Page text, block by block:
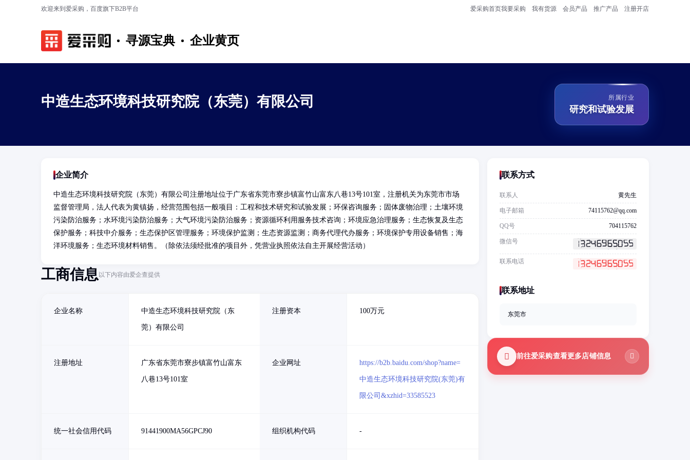
欢迎来到爱采购，百度旗下B2B平台 爱采购首页我要采购 我有货源 会员产品 推广产品 注册开店
寻源宝典 企业黄页
中造生态环境科技研究院（东莞）有限公司 所属行业
研究和试验发展
企业简介
中造生态环境科技研究院（东莞）有限公司注册地址位于广东省东莞市寮步镇富竹山富东八巷13号101室，注册机关为东莞市市场
监督管理局，法人代表为黄镇扬，经营范围包括一般项目：工程和技术研究和试验发展；环保咨询服务；固体废物治理；土壤环境
污染防治服务；水环境污染防治服务；大气环境污染防治服务；资源循环利用服务技术咨询；环境应急治理服务；生态恢复及生态
保护服务；科技中介服务；生态保护区管理服务；环境保护监测；生态资源监测；商务代理代办服务；环境保护专用设备销售；海
洋环境服务；生态环境材料销售。（除依法须经批准的项目外，凭营业执照依法自主开展经营活动）
工商信息以下内容由爱企查提供
企业名称 中造生态环境科技研究院（东
莞）有限公司
注册资本 100万元
注册地址 广东省东莞市寮步镇富竹山富东
八巷13号101室
企业网址 https://b2b.baidu.com/shop?name=
中造生态环境科技研究院(东莞)有
限公司&xzhid=33585523
统一社会信用代码 91441900MA56GPCJ90 组织机构代码 -
联系方式
联系人 黄先生
电子邮箱 74115762@qq.com
QQ号 704115762
微信号
联系电话
联系地址
东莞市
前往爱采购查看更多店铺信息